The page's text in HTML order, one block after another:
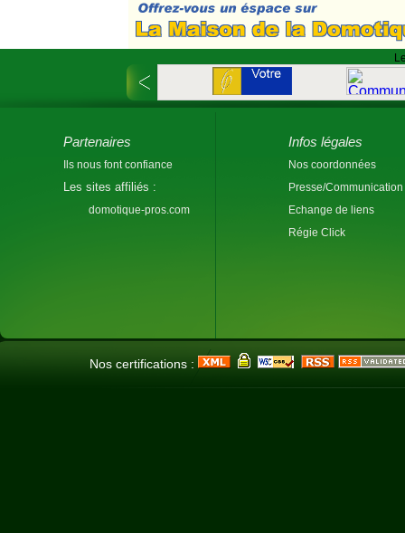
Partenaires
Ils nous font confiance
Les sites affiliés :
domotique-pros.com
Infos légales
Nos coordonnées
Presse/Communication
Echange de liens
Régie Click
Nos certifications :